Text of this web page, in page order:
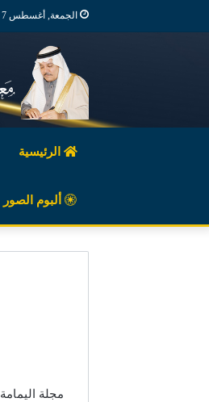
الجمعة, أغسطس 7 2026
الرئيسية
ألبوم الصور
مجلة اليمامة